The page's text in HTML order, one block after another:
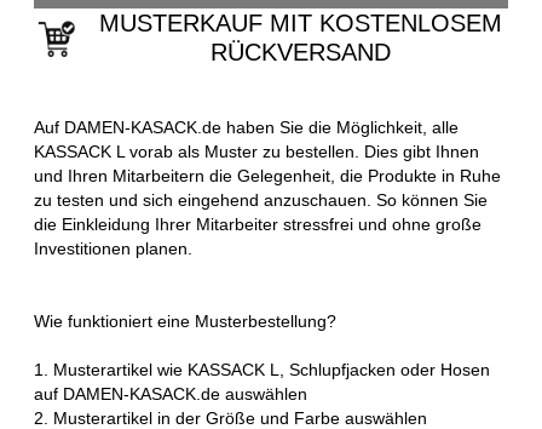
MUSTERKAUF MIT KOSTENLOSEM
RÜCKVERSAND
Auf DAMEN-KASACK.de haben Sie die Möglichkeit, alle
KASSACK L vorab als Muster zu bestellen. Dies gibt Ihnen
und Ihren Mitarbeitern die Gelegenheit, die Produkte in Ruhe
zu testen und sich eingehend anzuschauen. So können Sie
die Einkleidung Ihrer Mitarbeiter stressfrei und ohne große
Investitionen planen.
Wie funktioniert eine Musterbestellung?
1. Musterartikel wie KASSACK L, Schlupfjacken oder Hosen
auf DAMEN-KASACK.de auswählen
2. Musterartikel in der Größe und Farbe auswählen